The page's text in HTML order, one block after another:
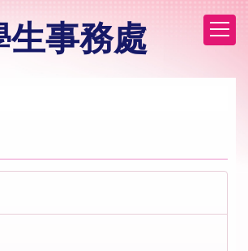
生事務處